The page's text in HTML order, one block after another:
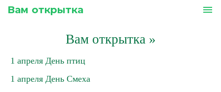
Вам открытка menu
Вам открытка»
1 апреля День птиц
1 апреля День Смеха